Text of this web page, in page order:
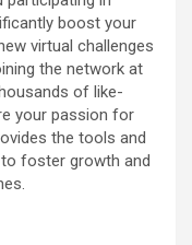
boost your
virtual challenges
the network at
of like-
your passion for
the tools and
foster growth and